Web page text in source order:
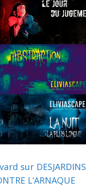
sur
L’ARNAQUE